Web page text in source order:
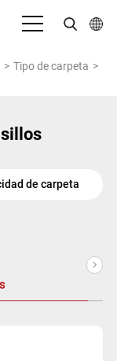
> Tipo de carpeta >
de carpeta
>